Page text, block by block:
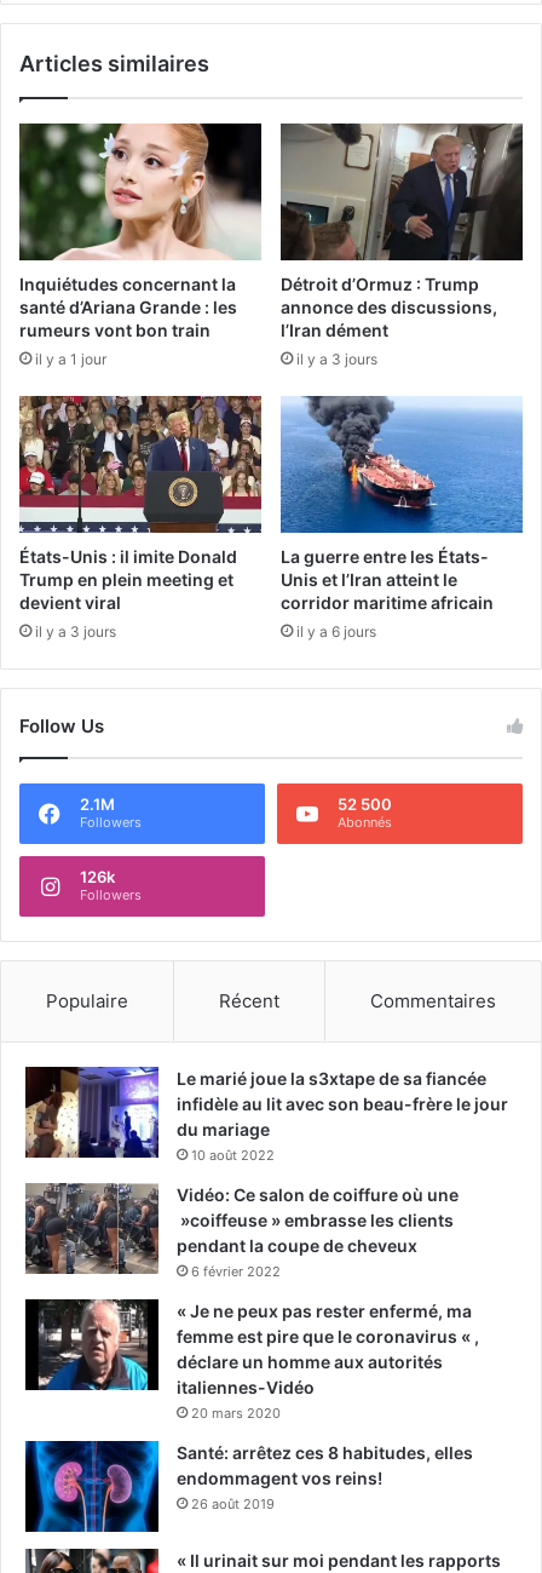
Articles similaires
Inquiétudes concernant la
santé d’Ariana Grande : les
rumeurs vont bon train
il y a 1 jour
Détroit d’Ormuz : Trump
annonce des discussions,
l’Iran dément
il y a 3 jours
États-Unis : il imite Donald
Trump en plein meeting et
devient viral
il y a 3 jours
La guerre entre les États-
Unis et l’Iran atteint le
corridor maritime africain
il y a 6 jours
Follow Us
2.1M
Followers
52 500
Abonnés
126k
Followers
Populaire Récent Commentaires
Le marié joue la s3xtape de sa fiancée
infidèle au lit avec son beau-frère le jour
du mariage
10 août 2022
Vidéo: Ce salon de coiffure où une
»coiffeuse » embrasse les clients
pendant la coupe de cheveux
6 février 2022
« Je ne peux pas rester enfermé, ma
femme est pire que le coronavirus « ,
déclare un homme aux autorités
italiennes-Vidéo
20 mars 2020
Santé: arrêtez ces 8 habitudes, elles
endommagent vos reins!
26 août 2019
« Il urinait sur moi pendant les rapports